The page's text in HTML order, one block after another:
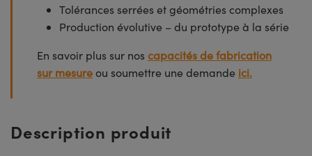
Tolérances serrées et géométries complexes
Production évolutive – du prototype à la série
En savoir plus sur nos capacités de fabrication
sur mesure ou soumettre une demande ici.
Description produit